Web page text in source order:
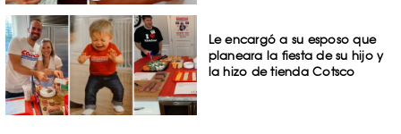
Le encargó a su esposo que
planeara la fiesta de su hijo y
la hizo de tienda Cotsco